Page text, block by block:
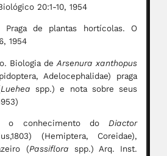
20:1-10, 1954
Praga de plantas hortícolas. O
1954
Biologia deArsenura xanthopus
Adelocephalidae) praga
Luehea spp.) e nota sobre seus
o conhecimento do Diactor
(Hemiptera, Coreidae),
(Passiflora spp.) Arq. Inst.